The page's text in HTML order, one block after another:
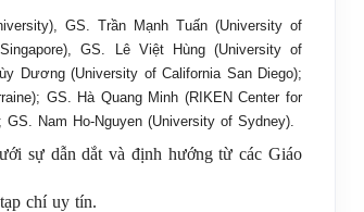
GS. Trần Mạnh Tuấn (University of
GS. Lê Việt Hùng (University of
Dương (University of California San Diego);
GS. Hà Quang Minh (RIKEN Center for
Nam Ho-Nguyen (University of Sydney).
sự dẫn dắt và định hướng từ các Giáo
chí uy tín.